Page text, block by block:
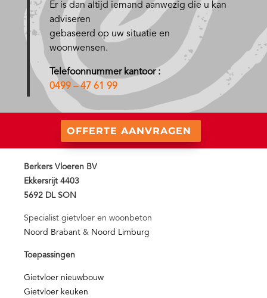
Er is dan altijd iemand aanwezig die u kan
adviseren
gebaseerd op uw situatie en
woonwensen.
Telefoonnummer kantoor :
0499 – 47 61 99
OFFERTE AANVRAGEN
Berkers Vloeren BV
Ekkersrijt 4403
5692 DL SON
Specialist gietvloer en woonbeton
Noord Brabant & Noord Limburg
Toepassingen
Gietvloer nieuwbouw
Gietvloer keuken